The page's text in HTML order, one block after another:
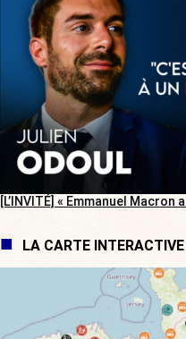
[L’INVITÉ] « Emmanuel
LA CARTE INTERACTIVE